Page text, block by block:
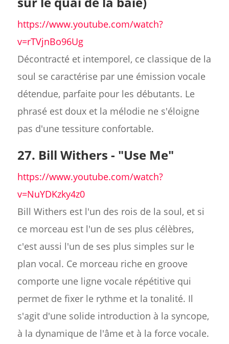
https://www.youtube.com/watch?
v=rTVjnBo96Ug
Décontracté et intemporel, ce classique de la
soul se caractérise par une émission vocale
détendue, parfaite pour les débutants. Le
phrasé est doux et la mélodie ne s'éloigne
pas d'une tessiture confortable.
27. Bill Withers - "Use Me"
https://www.youtube.com/watch?
v=NuYDKzky4z0
Bill Withers est l'un des rois de la soul, et si
ce morceau est l'un de ses plus célèbres,
c'est aussi l'un de ses plus simples sur le
plan vocal. Ce morceau riche en groove
comporte une ligne vocale répétitive qui
permet de fixer le rythme et la tonalité. Il
s'agit d'une solide introduction à la syncope,
à la dynamique de l'âme et à la force vocale.